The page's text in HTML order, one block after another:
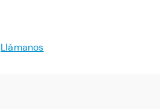
Llámanos